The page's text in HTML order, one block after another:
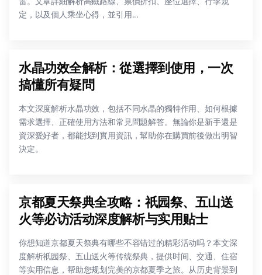
定，以及個人乘坐心得，並引用...
水晶功效全解析：從選擇到使用，一次
搞懂所有疑問
本文深度解析水晶功效，包括不同水晶的獨特作用、如何根據
需求選擇、正確使用方法和常見問題解答。無論你是新手還是
資深愛好者，都能找到實用資訊，幫助你在購買前後做出明智
決定。
京都夏天祭典全攻略：祇园祭、五山送
火等必访活动深度解析与实用贴士
你想知道京都夏天祭典有哪些不容错过的精彩活动吗？本文深
度解析祇园祭、五山送火等传统祭典，提供时间、交通、住宿
等实用信息，帮助您规划完美的京都夏季之旅。从历史背景到